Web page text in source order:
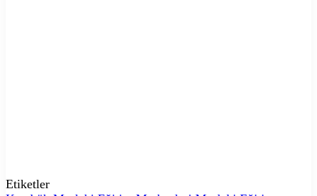
Etiketler